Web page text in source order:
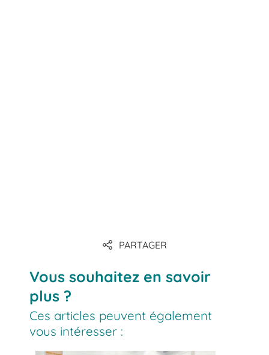
PARTAGER
Vous souhaitez en savoir
plus ?
Ces articles peuvent également
vous intéresser :